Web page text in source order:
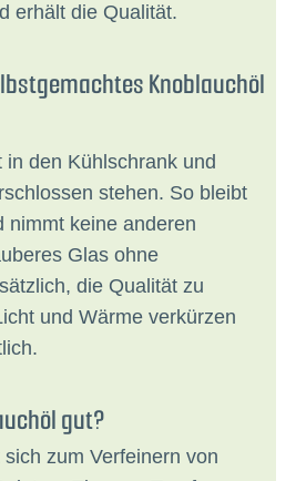
erhält die Qualität.
Knoblauchöl
den Kühlschrank und
stehen. So bleibt
nimmt keine anderen
Glas ohne
die Qualität zu
und Wärme verkürzen
gut?
zum Verfeinern von